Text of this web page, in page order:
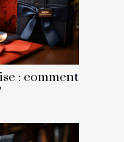
: comment